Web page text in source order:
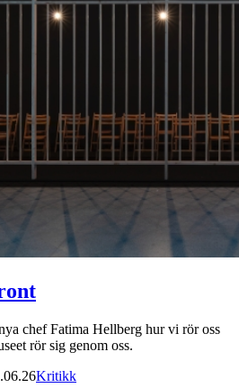
chef Fatima Hellberg hur vi rör oss
rör sig genom oss.
Kritikk